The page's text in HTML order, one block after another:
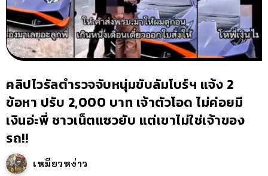
คลิปไวรัลตำรวจจับหนุ่มขับลัมโบร์ฯ แจ้ง 2
ข้อหา ปรับ 2,000 บาท เจ้าตัวโอด ไม่ค่อยมี
เงินอ่ะพี่ ชาวเน็ตแซวยับ แต่เขาไม่ใช่เจ้าของ
รถ!!
เหมียวหง่าว